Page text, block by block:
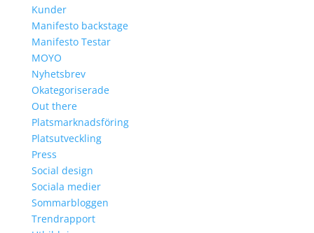
Kunder
Manifesto backstage
Manifesto Testar
MOYO
Nyhetsbrev
Okategoriserade
Out there
Platsmarknadsföring
Platsutveckling
Press
Social design
Sociala medier
Sommarbloggen
Trendrapport